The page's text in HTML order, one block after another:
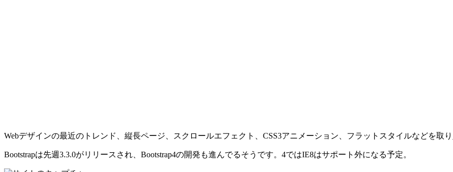
Webデザインの最近のトレンド、縦長ページ、スクロールエフェクト、CSS3アニメーション、フラットスタイルなどを取
Bootstrapは先週3.3.0がリリースされ、Bootstrap4の開発も進んでるそうです。4ではIE8はサポート外になる予定。